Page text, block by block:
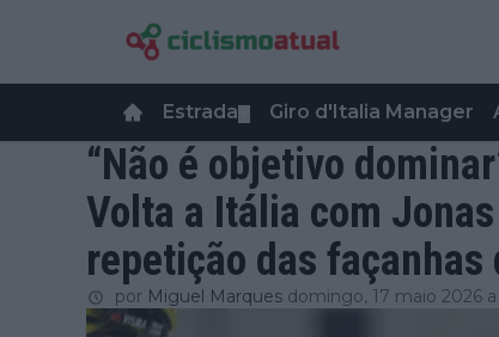
Estrada Giro d'Italia Manager
“Não é objetivo
Volta a Itália com
repetição das façanhas
por Miguel Marques domingo, 17 maio 2026 a